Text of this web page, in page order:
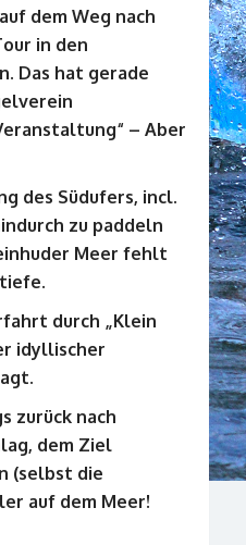
dem Weg nach
in den
Das hat gerade
– Aber
des Südufers, incl.
zu paddeln
Meer fehlt
durch „Klein
idyllischer
zurück nach
dem Ziel
(selbst die
auf dem Meer!